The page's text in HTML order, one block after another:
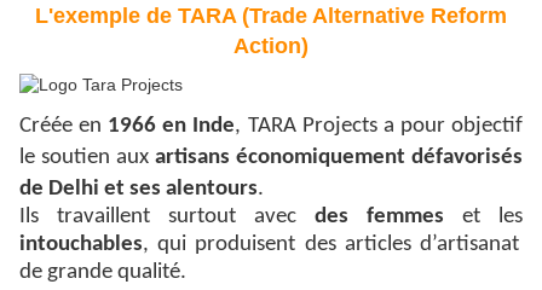
L'exemple de TARA (Trade Alternative Reform
Action)
Créée en 1966 en Inde, TARA Projects a pour objectif
le soutien aux artisans économiquement défavorisés
de Delhi et ses alentours.
Ils
travaillent surtout avec des femmes et les
intouchables, qui produisent des articles d’artisanat
de grande qualité.